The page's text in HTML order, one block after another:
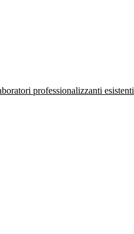
professionalizzanti esistenti